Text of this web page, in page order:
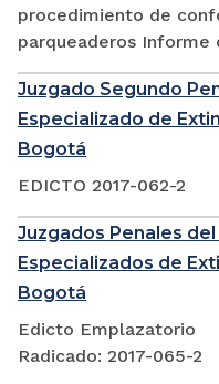
procedimiento de
parqueaderos Informe
Juzgado Segundo
Especializado de
Bogotá
EDICTO 2017-062-2
Juzgados Penales
Especializados de
Bogotá
Edicto Emplazatorio
Radicado: 2017-065-2